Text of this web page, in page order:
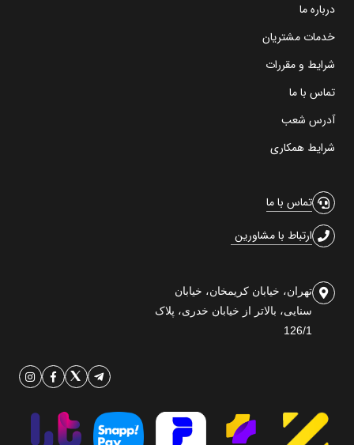
درباره ما
خدمات مشتریان
شرایط و مقررات
تماس با ما
آدرس شعب
شرایط همکاری
تماس با ما
ارتباط با مشاورین
تهران، خیابان کریمخان، خیابان
سنایی، بالاتر از خیابان خدری، پلاک
126/1